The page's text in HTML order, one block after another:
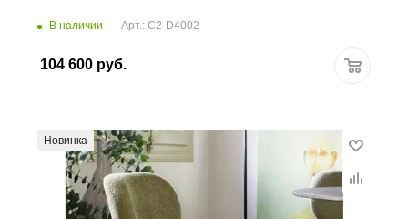
В наличии Арт.: C2-D4002
104 600 руб.
Новинка